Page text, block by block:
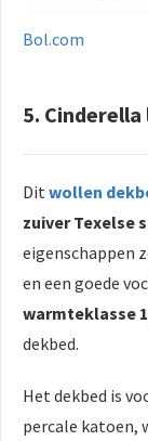
Bol.com
5.
Dit wollen
zuiver Texelse
eigenschappen
en een goede
warmteklasse
dekbed.
Het dekbed is
percale katoen,